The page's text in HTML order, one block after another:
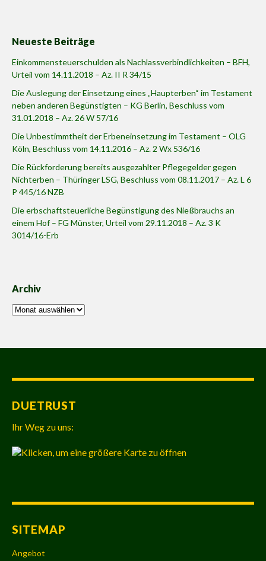
Neueste Beiträge
Einkommensteuerschulden als Nachlassverbindlichkeiten – BFH,
Urteil vom 14.11.2018 – Az. II R 34/15
Die Auslegung der Einsetzung eines „Haupterben“ im Testament
neben anderen Begünstigten – KG Berlin, Beschluss vom
31.01.2018 – Az. 26 W 57/16
Die Unbestimmtheit der Erbeneinsetzung im Testament – OLG
Köln, Beschluss vom 14.11.2016 – Az. 2 Wx 536/16
Die Rückforderung bereits ausgezahlter Pflegegelder gegen
Nichterben – Thüringer LSG, Beschluss vom 08.11.2017 – Az. L 6
P 445/16 NZB
Die erbschaftsteuerliche Begünstigung des Nießbrauchs an
einem Hof – FG Münster, Urteil vom 29.11.2018 – Az. 3 K
3014/16-Erb
Archiv
Archiv
DUETRUST
Ihr Weg zu uns:
SITEMAP
Angebot